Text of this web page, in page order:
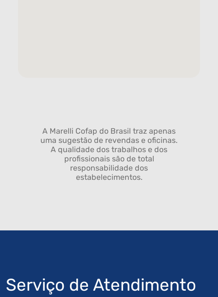
A Marelli Cofap do Brasil traz apenas
uma sugestão de revendas e oficinas.
A qualidade dos trabalhos e dos
profissionais são de total
responsabilidade dos
estabelecimentos.
Serviço de Atendimento